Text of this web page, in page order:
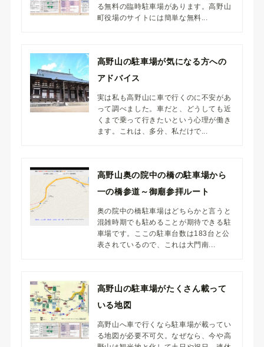
る無料の臨時駐車場があります。高野山
町役場のサイトには簡単な無料...
高野山の駐車場が気になる方への
アドバイス
実は私も高野山に車で行くのに不安があ
って調べました。車だと、どうしても近
くまで乗って行きたいという心理が働き
ます。これは、多分、私だけで...
高野山奥の院中の橋の駐車場から
一の橋参道～御廟参拝ルート
奥の院中の橋駐車場はどちらかと言うと
混雑時期でも駐めることが期待できる駐
車場です。ここの駐車台数は183台と公
表されているので、これは大門南...
高野山の駐車場がたくさん載って
いる地図
高野山へ車で行くなら駐車場が載ってい
る地図が必要不可欠。なぜなら、今や高